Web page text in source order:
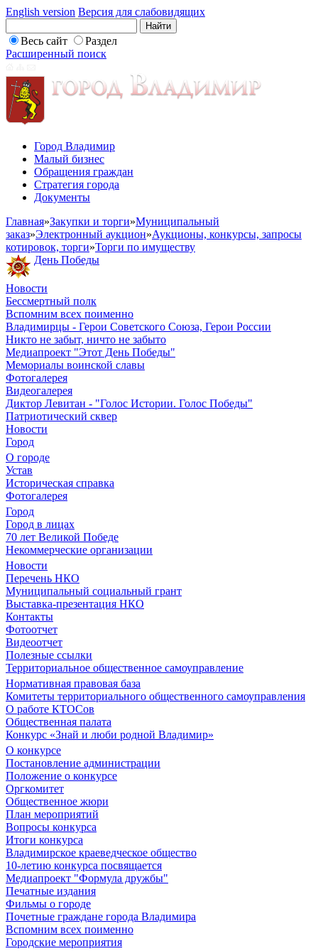
English version Версия для слабовидящих
Весь сайт
Раздел
Расширенный поиск
Город Владимир
Малый бизнес
Обращения граждан
Стратегия города
Документы
Главная»Закупки и торги»Муниципальный
заказ»Электронный аукцион»Аукционы, конкурсы, запросы
котировок, торги»Торги по имуществу
День Победы
Новости
Бессмертный полк
Вспомним всех поименно
Владимирцы - Герои Советского Союза, Герои России
Никто не забыт, ничто не забыто
Медиапроект "Этот День Победы"
Мемориалы воинской славы
Фотогалерея
Видеогалерея
Диктор Левитан - "Голос Истории. Голос Победы"
Патриотический сквер
Новости
Город
О городе
Устав
Историческая справка
Фотогалерея
Город
Город в лицах
70 лет Великой Победе
Некоммерческие организации
Новости
Перечень НКО
Муниципальный социальный грант
Выставка-презентация НКО
Контакты
Фотоотчет
Видеоотчет
Полезные ссылки
Территориальное общественное самоуправление
Нормативная правовая база
Комитеты территориального общественного самоуправления
О работе КТОСов
Общественная палата
Конкурс «Знай и люби родной Владимир»
О конкурсе
Постановление администрации
Положение о конкурсе
Оргкомитет
Общественное жюри
План мероприятий
Вопросы конкурса
Итоги конкурса
Владимирское краеведческое общество
10-летию конкурса посвящается
Медиапроект "Формула дружбы"
Печатные издания
Фильмы о городе
Почетные граждане города Владимира
Вспомним всех поименно
Городские мероприятия